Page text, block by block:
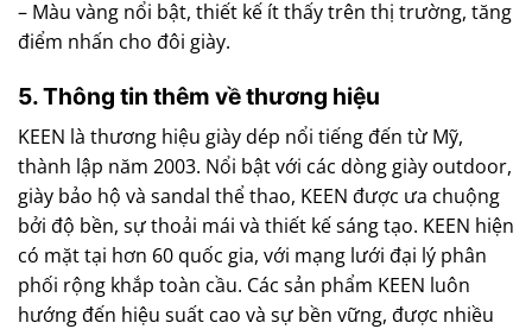
– Màu vàng nổi bật, thiết kế ít thấy trên thị trường, tăng
điểm nhấn cho đôi giày.
5. Thông tin thêm về thương hiệu
KEEN là thương hiệu giày dép nổi tiếng đến từ Mỹ,
thành lập năm 2003. Nổi bật với các dòng giày outdoor,
giày bảo hộ và sandal thể thao, KEEN được ưa chuộng
bởi độ bền, sự thoải mái và thiết kế sáng tạo. KEEN hiện
có mặt tại hơn 60 quốc gia, với mạng lưới đại lý phân
phối rộng khắp toàn cầu. Các sản phẩm KEEN luôn
hướng đến hiệu suất cao và sự bền vững, được nhiều